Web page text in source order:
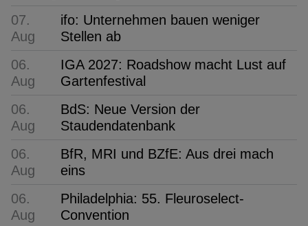
07.
Aug
ifo: Unternehmen bauen weniger
Stellen ab
06.
Aug
IGA 2027: Roadshow macht Lust auf
Gartenfestival
06.
Aug
BdS: Neue Version der
Staudendatenbank
06.
Aug
BfR, MRI und BZfE: Aus drei mach
eins
06.
Aug
Philadelphia: 55. Fleuroselect-
Convention